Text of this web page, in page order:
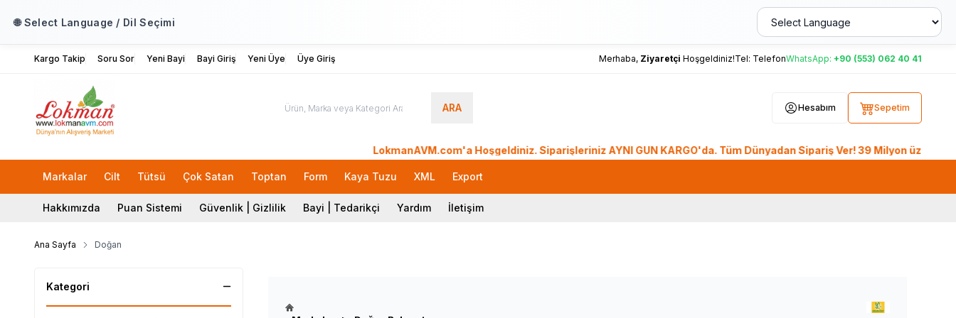
🌐 Select Language / Dil Seçimi
Kargo Takip Soru Sor Yeni Bayi Bayi Giriş Yeni Üye Üye Giriş Merhaba, Ziyaretçi Hoşgeldiniz!Tel: TelefonWhatsApp: +90 (553) 062 40 41
ARA Hesabım Sepetim
LokmanAVM.com'a Hoşgeldiniz. Siparişleriniz AYNI GÜN KARGO'da. Tüm Dünyadan Sipariş Ver! 39 Milyon üzeri Üye, 26.
Markalar Cilt Tütsü Çok Satan Toptan Form Kaya Tuzu XML Export
Hakkımızda Puan Sistemi Güvenlik | Gizlilik Bayi | Tedarikçi Yardım İletişim
Ana Sayfa Doğan
Kategori